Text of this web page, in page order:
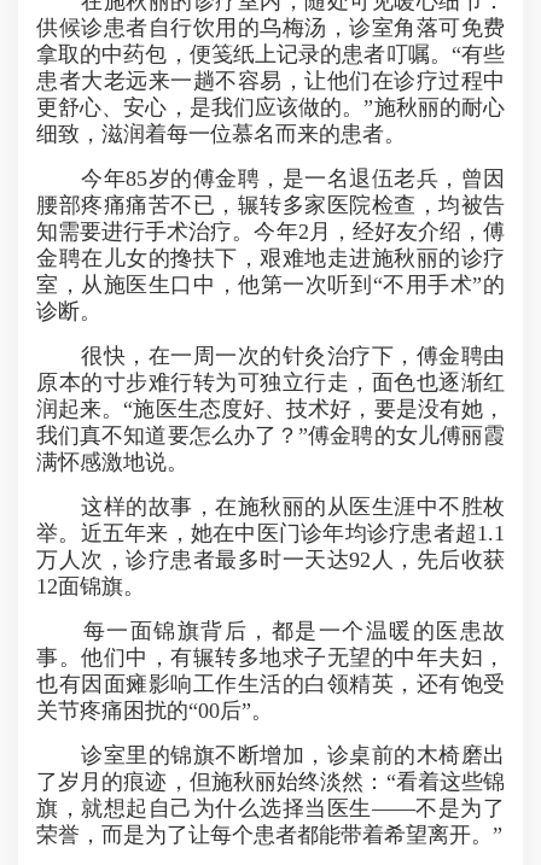
供候诊患者自行饮用的乌梅汤，诊室角落可免费
拿取的中药包，便笺纸上记录的患者叮嘱。“有些
患者大老远来一趟不容易，让他们在诊疗过程中
更舒心、安心，是我们应该做的。”施秋丽的耐心
细致，滋润着每一位慕名而来的患者。
今年85岁的傅金聘，是一名退伍老兵，曾因
腰部疼痛痛苦不已，辗转多家医院检查，均被告
知需要进行手术治疗。今年2月，经好友介绍，傅
金聘在儿女的搀扶下，艰难地走进施秋丽的诊疗
室，从施医生口中，他第一次听到“不用手术”的
诊断。
很快，在一周一次的针灸治疗下，傅金聘由
原本的寸步难行转为可独立行走，面色也逐渐红
润起来。“施医生态度好、技术好，要是没有她，
我们真不知道要怎么办了？”傅金聘的女儿傅丽霞
满怀感激地说。
这样的故事，在施秋丽的从医生涯中不胜枚
举。近五年来，她在中医门诊年均诊疗患者超1.1
万人次，诊疗患者最多时一天达92人，先后收获
12面锦旗。
每一面锦旗背后，都是一个温暖的医患故
事。他们中，有辗转多地求子无望的中年夫妇，
也有因面瘫影响工作生活的白领精英，还有饱受
关节疼痛困扰的“00后”。
诊室里的锦旗不断增加，诊桌前的木椅磨出
了岁月的痕迹，但施秋丽始终淡然：“看着这些锦
旗，就想起自己为什么选择当医生——不是为了
荣誉，而是为了让每个患者都能带着希望离开。”